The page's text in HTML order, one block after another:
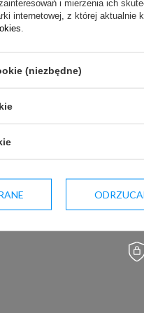
i prawach pokrewnych (Dz. U. z
komercyjny.
i mierzenia ich
internetowej, z której
(niezbędne)